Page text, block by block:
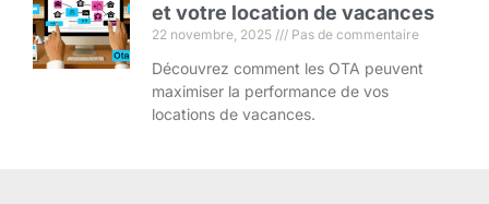
et votre location de vacances
22 novembre, 2025 Pas de commentaire
Découvrez comment les OTA peuvent
maximiser la performance de vos
locations de vacances.